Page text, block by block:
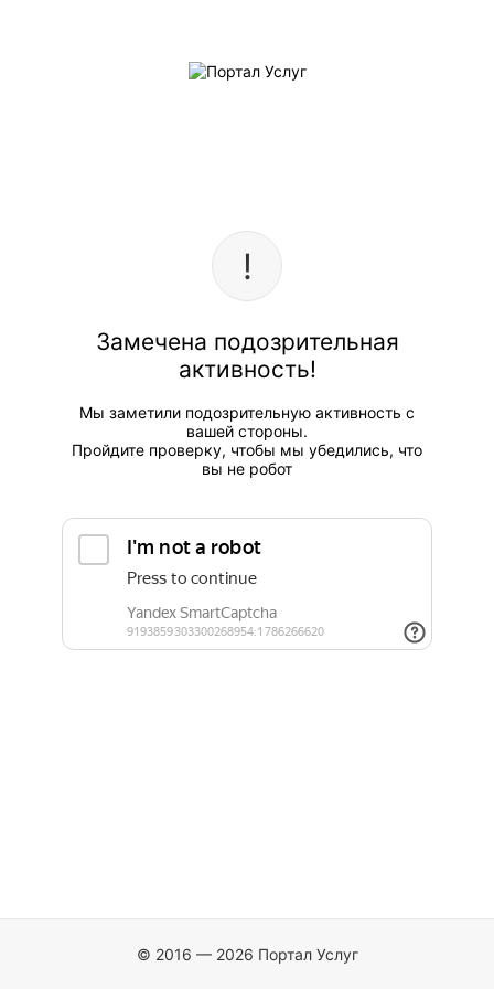
Замечена подозрительная
активность!
Мы заметили подозрительную активность с
вашей стороны.
Пройдите проверку, чтобы мы убедились, что
вы не робот
© 2016 — 2026 Портал Услуг